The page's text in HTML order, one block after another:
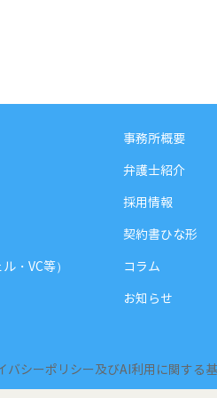
・VC等）
事務所概要
弁護士紹介
採用情報
契約書ひな形
コラム
お知らせ
バシーポリシー及びAI利用に関する